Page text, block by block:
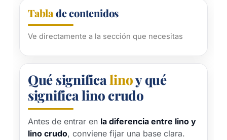
Tablade contenidos
Ve directamente a la sección que necesitas
Qué significalinoy qué
significa lino crudo
Antes de entrar en la diferencia entre lino y
lino crudo, conviene fijar una base clara.